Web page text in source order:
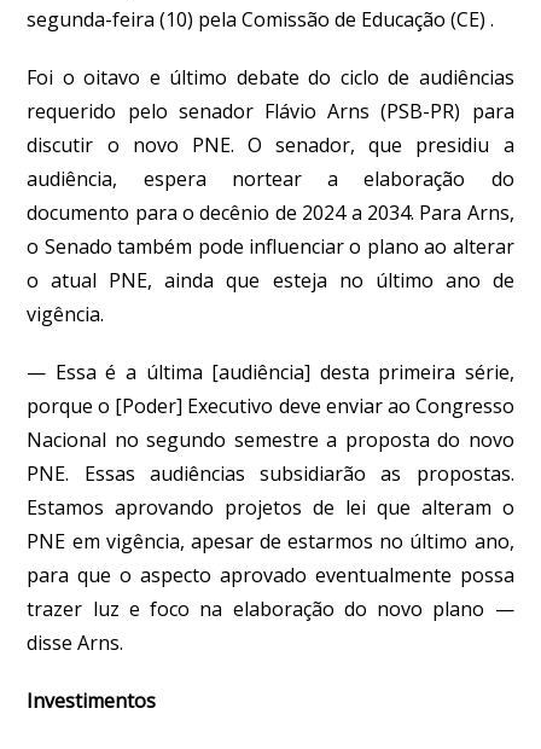
segunda-feira (10) pela Comissão de Educação (CE) .
Foi o oitavo e último debate do ciclo de audiências
requerido pelo senador Flávio Arns (PSB-PR) para
discutir o novo PNE. O senador, que presidiu a
audiência, espera nortear a elaboração do
documento para o decênio de 2024 a 2034. Para Arns,
o Senado também pode influenciar o plano ao alterar
o atual PNE, ainda que esteja no último ano de
vigência.
— Essa é a última [audiência] desta primeira série,
porque o [Poder] Executivo deve enviar ao Congresso
Nacional no segundo semestre a proposta do novo
PNE. Essas audiências subsidiarão as propostas.
Estamos aprovando projetos de lei que alteram o
PNE em vigência, apesar de estarmos no último ano,
para que o aspecto aprovado eventualmente possa
trazer luz e foco na elaboração do novo plano —
disse Arns.
Investimentos